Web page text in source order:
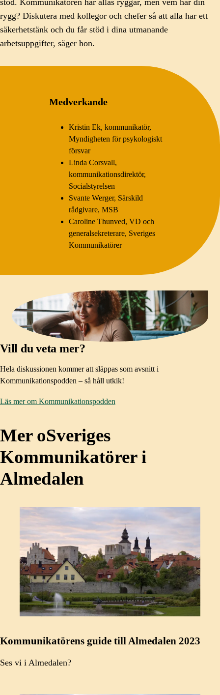
stöd. Kommunikatören har allas ryggar, men vem har din
rygg? Diskutera med kollegor och chefer så att alla har ett
säkerhetstänk och du får stöd i dina utmanande
arbetsuppgifter, säger hon.
Medverkande
Kristin Ek, kommunikatör,
Myndigheten för psykologiskt
försvar
Linda Corsvall,
kommunikationsdirektör,
Socialstyrelsen
Svante Werger, Särskild
rådgivare, MSB
Caroline Thunved, VD och
generalsekreterare, Sveriges
Kommunikatörer
Vill du veta mer?
Hela diskussionen kommer att släppas som avsnitt i
Kommunikationspodden – så håll utkik!
Läs mer om Kommunikationspodden
Mer oSveriges
Kommunikatörer i
Almedalen
Kommunikatörens guide till Almedalen 2023
Ses vi i Almedalen?